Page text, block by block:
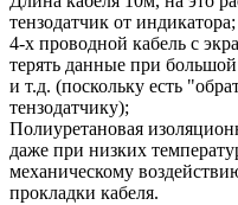
тензодатчик от индикатора;
4-х проводной кабель с
терять данные при
и т.д. (поскольку есть
тензодатчику);
Полиуретановая
даже при низких
механическому
прокладки кабеля.